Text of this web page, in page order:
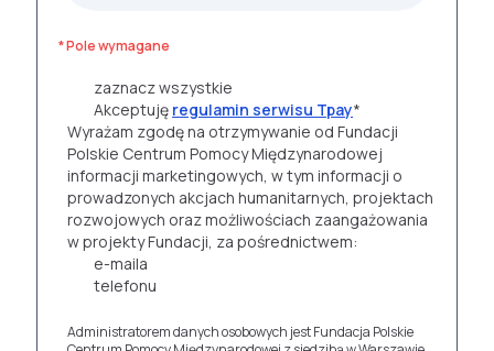
* Pole wymagane
zaznacz wszystkie
Akceptuję regulamin serwisu Tpay*
Wyrażam zgodę na otrzymywanie od Fundacji
Polskie Centrum Pomocy Międzynarodowej
informacji marketingowych, w tym informacji o
prowadzonych akcjach humanitarnych, projektach
rozwojowych oraz możliwościach zaangażowania
w projekty Fundacji, za pośrednictwem:
e-maila
telefonu
Administratorem danych osobowych jest Fundacja Polskie